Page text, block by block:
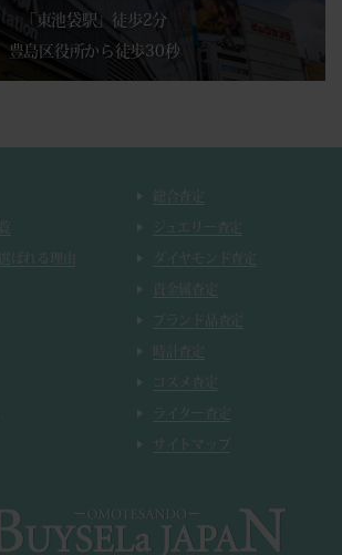
「東池袋駅」徒歩2分
豊島区役所から徒歩30秒
ばれる理由
総合査定
ジュエリー査定
ダイヤモンド査定
貴金属査定
ブランド品査定
時計査定
コスメ査定
ライター査定
サイトマップ